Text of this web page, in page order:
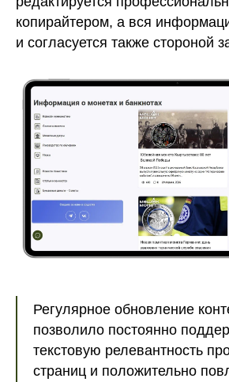
копирайтером, а вся
и согласуется также стороной
Регулярное обновление
позволило постоянно
текстовую релевантность
страниц и положительно